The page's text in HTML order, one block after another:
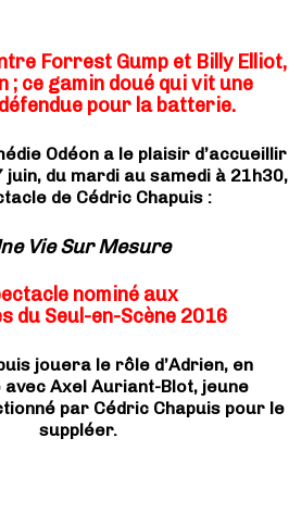
Forrest Gump et Billy Elliot,
; ce gamin doué qui vit une
pour la batterie.
Odéon a le plaisir d’accueillir
juin, du mardi au samedi à 21h30,
de Cédric Chapuis :
Vie Sur Mesure
nominé aux
du Seul-en-Scène 2016
jouera le rôle d’Adrien, en
Axel Auriant-Blot, jeune
par Cédric Chapuis pour le
suppléer.